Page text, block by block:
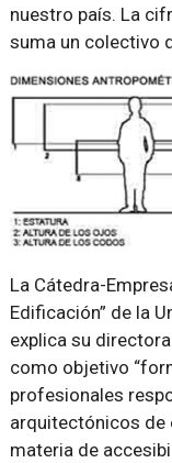
nuestro país. La
suma un colectivo
La Cátedra-
Edificación” de la
explica su
como objetivo
profesionales
arquitectónicos de
materia de